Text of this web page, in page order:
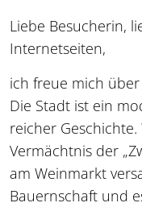
Liebe Besucherin,
Internetseiten,
ich freue mich
Die Stadt ist ein
reicher
Vermächtnis der
am Weinmarkt
Bauernschaft und